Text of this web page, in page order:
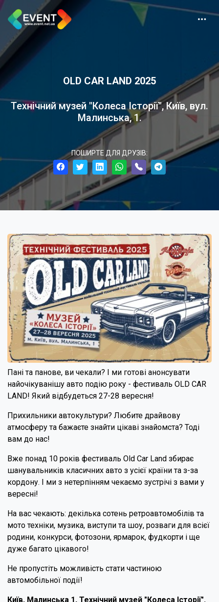
OLD CAR LAND 2025
Технічний музей "Колеса Історії", Київ, вул.
Малинська, 1.
ПОШИРТЕ ДЛЯ ДРУЗІВ:
Пані та панове, ви чекали? І ми готові анонсувати
найочікуванішу авто подію року - фестиваль OLD CAR
LAND! Який відбудеться 27-28 вересня!
Прихильники автокультури? Любите драйвову
атмосферу та бажаєте знайти цікаві знайомста? Тоді
вам до нас!
Вже понад 10 років фестиваль Old Car Land збирає
шанувальників класичних авто з усієї країни та з-за
кордону. І ми з нетерпінням чекаємо зустрічі з вами у
вересні!
На вас чекають: декілька сотень ретроавтомобілів та
мото техніки, музика, виступи та шоу, розваги для всієї
родини, конкурси, фотозони, ярмарок, фудкорти і ще
дуже багато цікавого!
Не пропустіть можливість стати частиною
автомобільної події!
Київ, Малинська 1, Технічний музей "Колеса Історії".